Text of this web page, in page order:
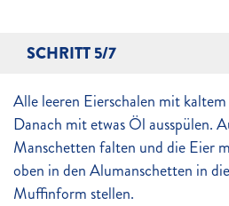
SCHRITT 5/7
Alle leeren Eierschalen mit kaltem
Danach mit etwas Öl ausspülen.
Manschetten falten und die Eier
oben in den Alumanschetten in
Muffinform stellen.